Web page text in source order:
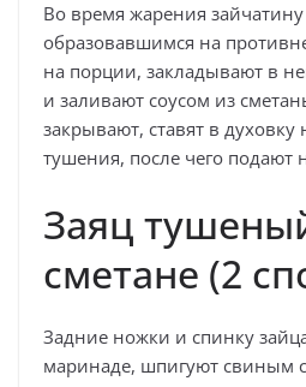
Во время жарения
образовавшимся на
на порции, закладывают в
и заливают соусом из
закрывают, ставят в
тушения, после чего подают
Заяц
сметане (2
Задние ножки и спинку
маринаде, шпигуют свиным